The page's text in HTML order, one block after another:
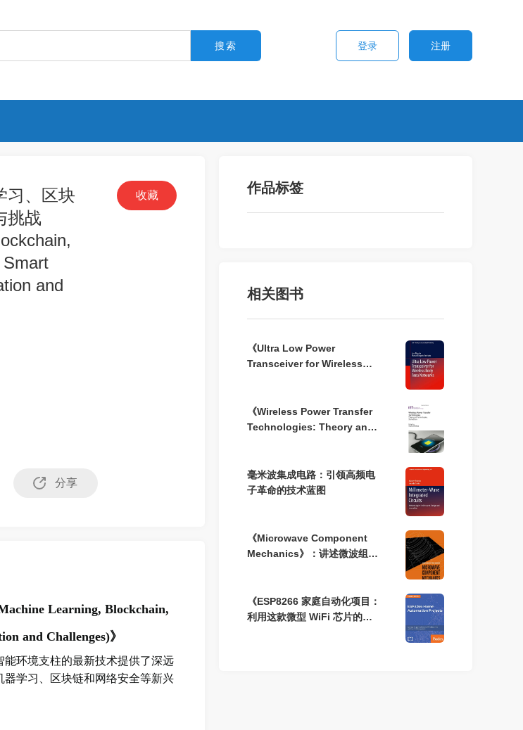
登录 注册
习、区块
挑战​
and
收藏
分享
Learning, Blockchain,
and Challenges)》
能环境支柱的最新技术提供了深远
学习、区块链和网络安全等新兴
作品标签
相关图书
《Ultra Low Power
Transceiver for Wireless
设计）》
《Wireless Power Transfer
Technologies: Theory and
读：从线圈谐振到远场波束的
技术与研究方法
毫米波集成电路：引领高频电
子革命的技术蓝图
《Microwave Component
Mechanics》：讲述微波组件
《ESP8266 家庭自动化项目：
利用这款微型 WiFi 芯片的强